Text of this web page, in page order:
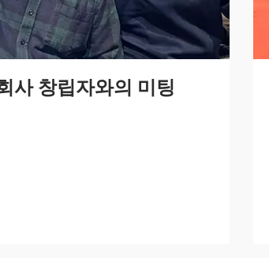
사 창립자와의 미팅